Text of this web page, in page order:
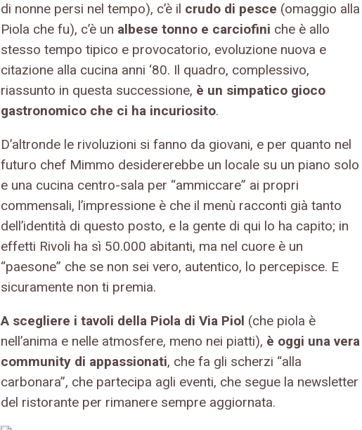
di nonne persi nel tempo), c’è il crudo di pesce (omaggio alla
Piola che fu), c’è un albese tonno e carciofini che è allo
stesso tempo tipico e provocatorio, evoluzione nuova e
citazione alla cucina anni ‘80. Il quadro, complessivo,
riassunto in questa successione, è un simpatico gioco
gastronomico che ci ha incuriosito.
D’altronde le rivoluzioni si fanno da giovani, e per quanto nel
futuro chef Mimmo desidererebbe un locale su un piano solo
e una cucina centro-sala per “ammiccare” ai propri
commensali, l’impressione è che il menù racconti già tanto
dell’identità di questo posto, e la gente di qui lo ha capito; in
effetti Rivoli ha sì 50.000 abitanti, ma nel cuore è un
“paesone” che se non sei vero, autentico, lo percepisce. E
sicuramente non ti premia.
A scegliere i tavoli della Piola di Via Piol (che piola è
nell’anima e nelle atmosfere, meno nei piatti), è oggi una vera
community di appassionati, che fa gli scherzi “alla
carbonara”, che partecipa agli eventi, che segue la newsletter
del ristorante per rimanere sempre aggiornata.